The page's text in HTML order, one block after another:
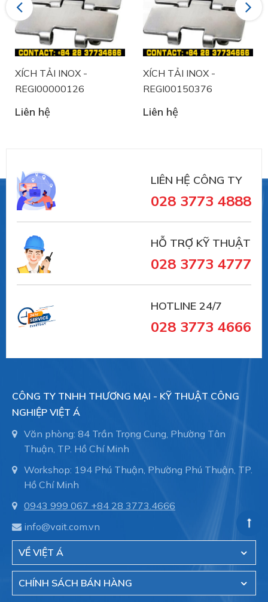
Website: www.shopvieta.com
#phukiennang #mayhotronangtrongluc
#numhutchankhong #vait #vieta
#giachutchankhong #thietbinangcongnghiep
Previous
-
XÍCH TẢI INOX -
REGI00150376
XÍCH TẢI
Next
LIÊN HỆ CÔNG TY
028 3773 4888
HỖ TRỢ KỸ THUẬT
028 3773 4777
HOTLINE 24/7
028 3773 4666
CÔNG TY TNHH THƯƠNG MẠI - KỸ THUẬT CÔNG
NGHIỆP VIỆT Á
Văn phòng: 84 Trần Trọng Cung, Phường Tân
Thuận, TP. Hồ Chí Minh
Workshop: 194 Phú Thuận, Phường Phú Thuận, TP.
Hồ Chí Minh
0943 999 067 +84 28 3773.4666
info@vait.com.vn
VỀ VIỆT Á
CHÍNH SÁCH BÁN HÀNG